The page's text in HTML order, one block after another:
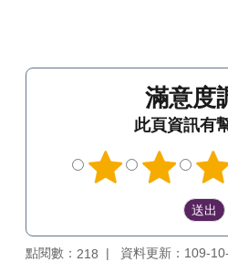
滿意度
此頁資訊有
點閱數： 218
資料更新：109-